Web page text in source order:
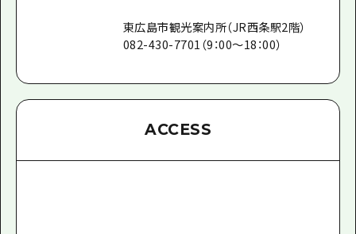
東広島市観光案内所（JR西条駅2階）
082-430-7701（9：00～18：00）
ACCESS